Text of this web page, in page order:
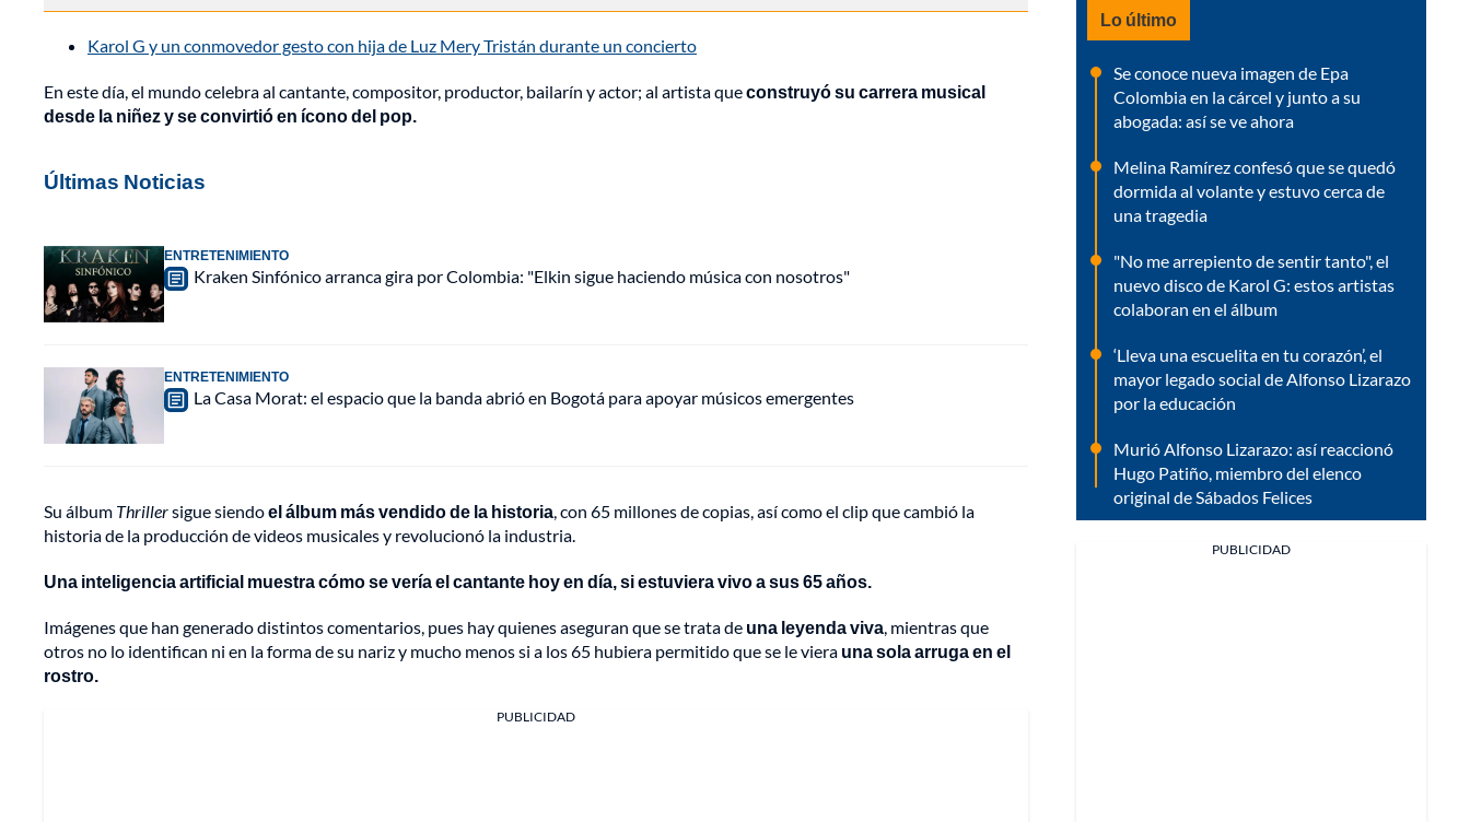
Karol G y un conmovedor gesto con hija de Luz Mery Tristán durante un concierto
En este día, el mundo celebra al cantante, compositor, productor, bailarín y actor; al artista queconstruyó su carrera musical
desde la niñez y se convirtió en ícono del pop.
Últimas Noticias
ENTRETENIMIENTO
Kraken Sinfónico arranca gira por Colombia: "Elkin sigue haciendo música con nosotros"
ENTRETENIMIENTO
La Casa Morat: el espacio que la banda abrió en Bogotá para apoyar músicos emergentes
Su álbum Thrillersigue siendoel álbum más vendido de la historia, con 65 millones de copias, así como el clip que cambió la
historia de la producción de videos musicales y revolucionó la industria.
Una inteligencia artificial muestra cómo se vería el cantante hoy en día, si estuviera vivo a sus 65 años.
Imágenes que han generado distintos comentarios, pues hay quienes aseguran que se trata de una leyenda viva, mientras que
otros no lo identifican ni en la forma de su nariz y mucho menos si a los 65 hubiera permitido que se le viera una sola arruga en el
rostro.
PUBLICIDAD
Lo último
Se conoce nueva imagen de Epa
Colombia en la cárcel y junto a su
abogada: así se ve ahora
Melina Ramírez confesó que se quedó
dormida al volante y estuvo cerca de
una tragedia
"No me arrepiento de sentir tanto", el
nuevo disco de Karol G: estos artistas
colaboran en el álbum
‘Lleva una escuelita en tu corazón’, el
mayor legado social de Alfonso Lizarazo
por la educación
Murió Alfonso Lizarazo: así reaccionó
Hugo Patiño, miembro del elenco
original de Sábados Felices
PUBLICIDAD